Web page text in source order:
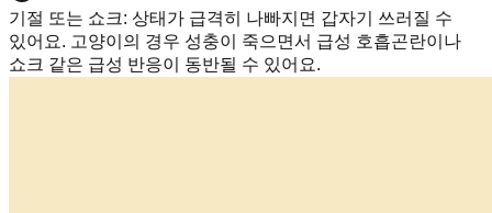
기절 또는 쇼크: 상태가 급격히 나빠지면 갑자기 쓰러질 수
있어요. 고양이의 경우 성충이 죽으면서 급성 호흡곤란이나
쇼크 같은 급성 반응이 동반될 수 있어요.